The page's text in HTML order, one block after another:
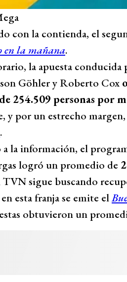
con la contienda, el
en la mañana.
la apuesta
Göhler y Roberto Cox
254.509 personas por
y por un estrecho
.
a la información, el
logró un promedio de
sigue buscando
esta franja se emite el
obtuvieron un